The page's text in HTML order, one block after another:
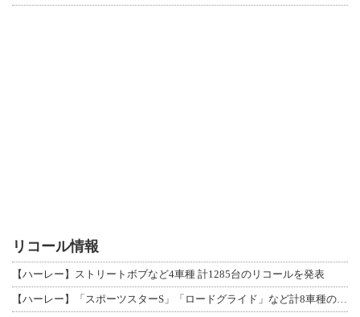
リコール情報
【ハーレー】ストリートボブなど4車種 計1285台のリコールを発表
【ハーレー】「スポーツスターS」「ロードグライド」など計8車種のリコールを発表